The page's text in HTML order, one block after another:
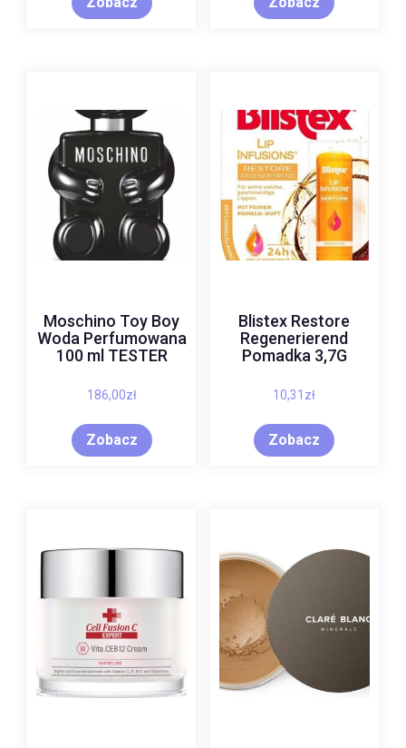
Moschino Toy Boy
Woda Perfumowana
100 ml TESTER
186,00zł
Zobacz
Blistex Restore
Regenerierend
Pomadka 3,7G
10,31 zł
Zobacz